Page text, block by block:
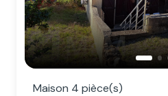
Maison 4 pièce(s)